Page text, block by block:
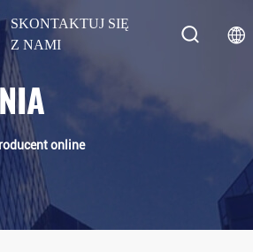
SKONTAKTUJ SIĘ
Z NAMI
online